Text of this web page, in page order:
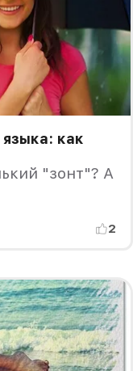
как
"зонт"? А
2